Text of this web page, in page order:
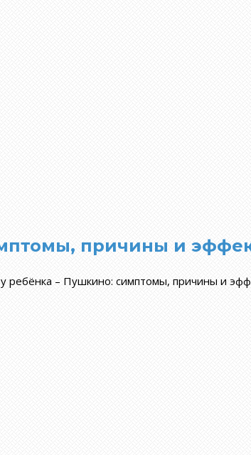
причины и
ребёнка – Пушкино: симптомы, причины и